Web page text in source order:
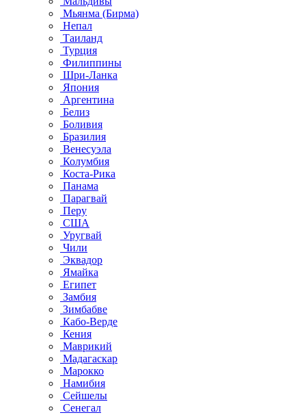
Мьянма (Бирма)
Непал
Таиланд
Турция
Филиппины
Шри-Ланка
Япония
Аргентина
Белиз
Боливия
Бразилия
Венесуэла
Колумбия
Коста-Рика
Панама
Парагвай
Перу
США
Уругвай
Чили
Эквадор
Ямайка
Египет
Замбия
Зимбабве
Кабо-Верде
Кения
Маврикий
Мадагаскар
Марокко
Намибия
Сейшелы
Сенегал